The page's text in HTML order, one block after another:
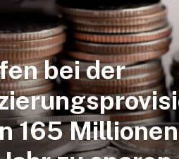
bei der
165 Millionen